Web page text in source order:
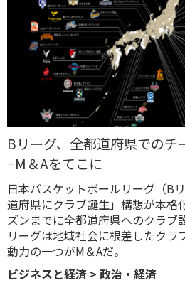
Bリーグ、全都道府県でのチ
−M＆Aをてこに
日本バスケットボールリーグ（B
道府県にクラブ誕生」構想が本格
ズンまでに全都道府県へのクラブ
リーグは地域社会に根差したクラ
動力の一つがM＆Aだ。
ビジネスと経済 > 政治・経済